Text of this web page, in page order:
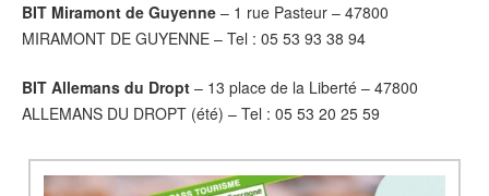
BIT Miramont de Guyenne – 1 rue Pasteur – 47800
MIRAMONT DE GUYENNE – Tel : 05 53 93 38 94
BIT Allemans du Dropt – 13 place de la Liberté – 47800
ALLEMANS DU DROPT (été) – Tel : 05 53 20 25 59